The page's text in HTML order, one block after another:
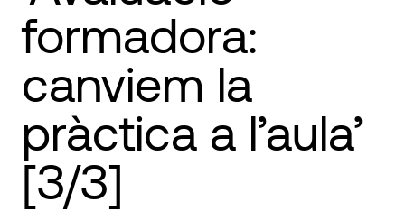
formadora:
canviem la
pràctica a l’aula’
[3/3]